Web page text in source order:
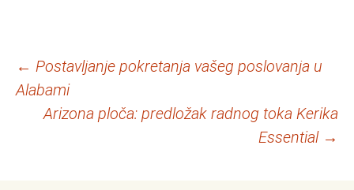
Navigacija
članaka
← Postavljanje pokretanja vašeg poslovanja u
Alabami
Arizona ploča: predložak radnog toka Kerika
Essential →